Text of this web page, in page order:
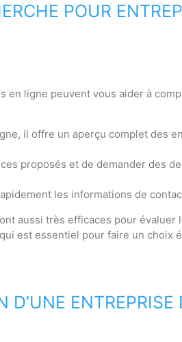
POUR
ligne peuvent vous aider à
il offre un aperçu complet des
proposés et de demander des
les informations de
aussi très efficaces pour
est essentiel pour faire un choix
D’UNE ENTREPRISE